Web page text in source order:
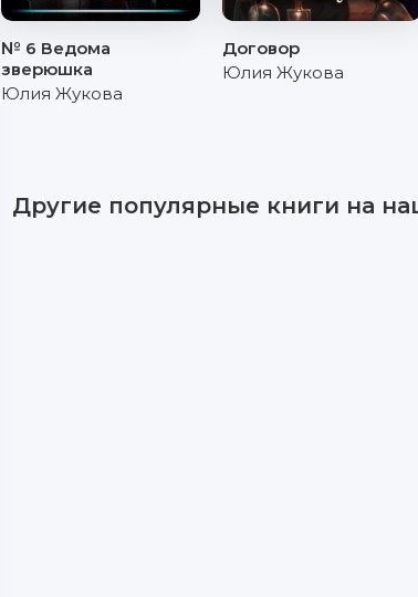
№ 6 Ведома
зверюшка
Юлия Жукова
Договор
Юлия Жукова
Другие популярные книги на